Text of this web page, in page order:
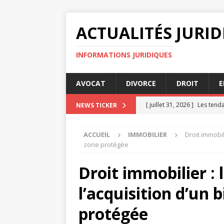
ACTUALITÉS
INFORMATIONS JURIDIQUES
AVOCAT DIVORCE DROIT
NEWS TICKER [ juillet 31, 2026 ] Les
[ juillet 27, 2026 ]
JURIDIQUE
[ juillet 19, 2026 ]
ACCUEIL IMMOBILIER
Droit
zone protégée
Droit immobilier :
l’acquisition d’un
protégée